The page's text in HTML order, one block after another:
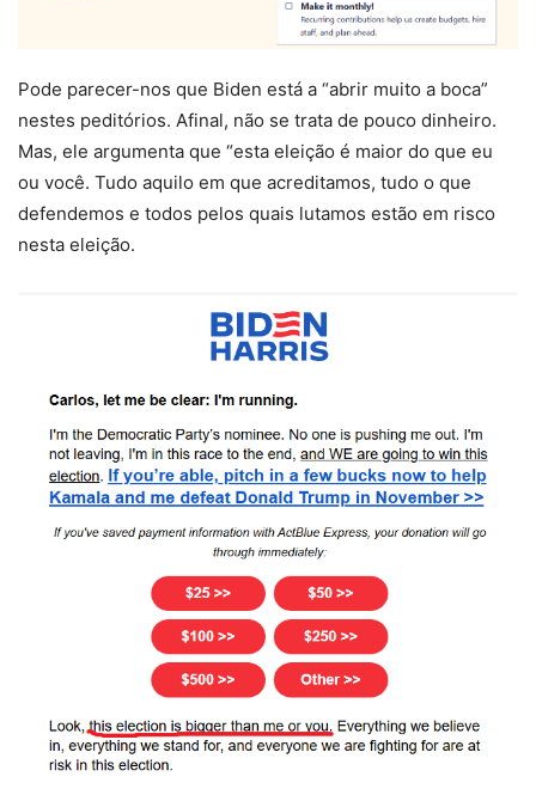
Pode parecer-nos que Biden está a “abrir muito a boca”
nestes peditórios. Afinal, não se trata de pouco dinheiro.
Mas, ele argumenta que “esta eleição é maior do que eu
ou você. Tudo aquilo em que acreditamos, tudo o que
defendemos e todos pelos quais lutamos estão em risco
nesta eleição.